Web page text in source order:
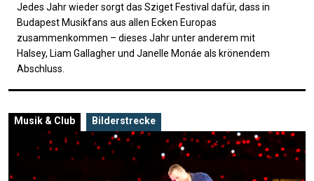
Jedes Jahr wieder sorgt das Sziget Festival dafür, dass in
Budapest Musikfans aus allen Ecken Europas
zusammenkommen – dieses Jahr unter anderem mit
Halsey, Liam Gallagher und Janelle Monáe als krönendem
Abschluss.
Musik & Club Bilderstrecke